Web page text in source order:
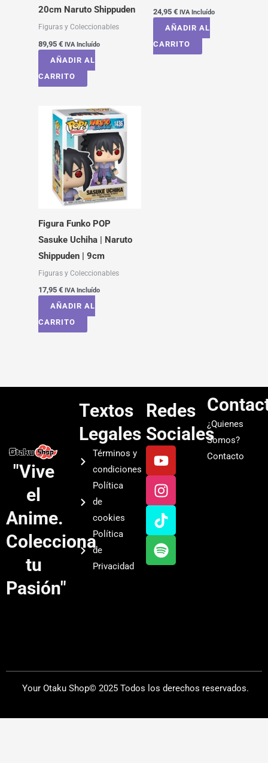
20cm Naruto Shippuden
Figuras y Coleccionables
89,95 € IVA Incluído
AÑADIR AL
CARRITO
24,95 € IVA Incluído
AÑADIR AL
CARRITO
Figura Funko POP
Sasuke Uchiha | Naruto
Shippuden | 9cm
Figuras y Coleccionables
17,95 € IVA Incluído
AÑADIR AL
CARRITO
"Vive
el
Anime.
Colecciona
tu
Pasión"
Textos
Legales
Términos y
condiciones
Política
de
cookies
Política
de
Privacidad
Redes
Sociales
Y
o
u
t
u
b
e
I
n
s
t
a
g
r
a
T
i
k
t
o
k
S
p
o
t
i
f
y
¿Quienes
Somos?
Contacto
Your Otaku Shop© 2025 Todos los derechos reservados.